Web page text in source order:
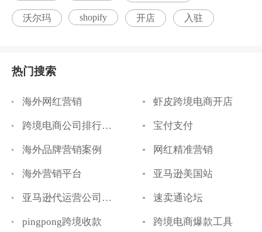
沃尔玛 shopify 开店 入驻
热门搜索
海外网红营销 虾皮跨境电商开店
跨境电商公司排行榜前十名 宝付支付
海外品牌营销案例 网红精准营销
海外营销平台 亚马逊美国站
亚马逊代运营公司排名 速卖通论坛
pingpong跨境收款 跨境电商爆款工具